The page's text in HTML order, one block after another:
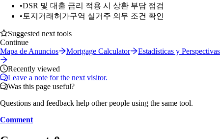
•DSR 및 대출 금리 적용 시 상환 부담 점검
• 토지거래허가구역 실거주 의무 조건 확인
Suggested next tools
Continue
Mapa de Anuncios
Mortgage Calculator Estadísticas y Perspectivas
Recently viewed
Leave a note for the next visitor.
Was this page useful?
Questions and feedback help other people using the same tool.
Comment